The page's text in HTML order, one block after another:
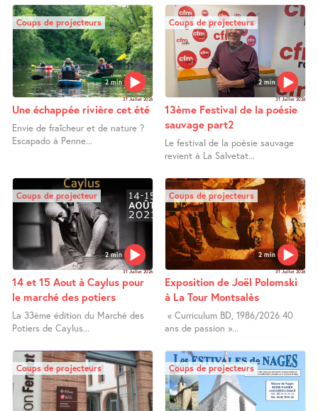
2 min
Coups de projecteurs
31 Juillet 2026
Une échappée rivière cet été
Envie de fraîcheur et de nature ?
Escapado à Penne...
2 min
Coups de projecteurs
31 Juillet 2026
13ème Festival de la poésie
sauvage part2
Le festival de la poésie sauvage
revient à La Salvetat...
2 min
Coups de projecteur
31 Juillet 2026
14 et 15 Aout à Caylus pour
le marché des potiers
La 33ème édition du Marché des
Potiers de Caylus...
2 min
Coups de projecteurs
31 Juillet 2026
Exposition de Joël Polomski
à La Tour Montsalès
« Curriculum BD, 1986/2026 40
ans de passion »...
Coups de projecteurs Coups de projecteurs